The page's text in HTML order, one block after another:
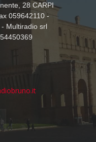
28 CARPI
059642110 -
Multiradio srl